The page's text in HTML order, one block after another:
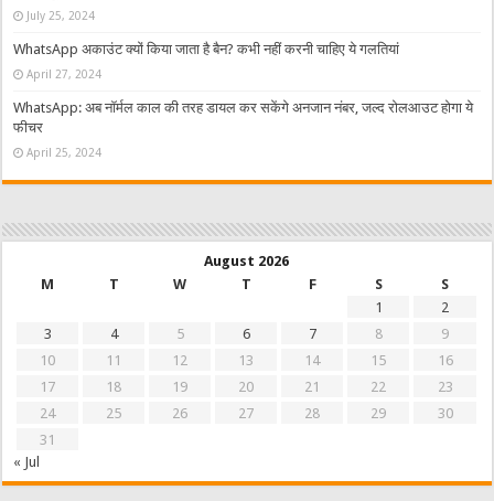
July 25, 2024
WhatsApp अकाउंट क्यों किया जाता है बैन? कभी नहीं करनी चाहिए ये गलतियां
April 27, 2024
WhatsApp: अब नॉर्मल काल की तरह डायल कर सकेंगे अनजान नंबर, जल्द रोलआउट होगा ये
फीचर
April 25, 2024
August 2026
M
T W T F S
S
1
2
3
4 5 6 7 8
9
10
11 12 13 14 15
16
17
18 19 20 21 22
23
24
25 26 27 28 29
30
31
« Jul